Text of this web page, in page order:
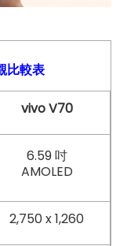
比較表
vivo V70
6.59 吋
AMOLED
2,750 x 1,260